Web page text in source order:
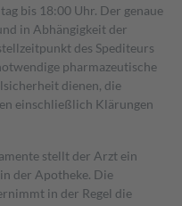
bis 18:00 Uhr. Der genaue
in Abhängigkeit der
des Spediteurs
pharmazeutische
dienen, die
einschließlich Klärungen
stellt der Arzt ein
der Apotheke. Die
in der Regel die